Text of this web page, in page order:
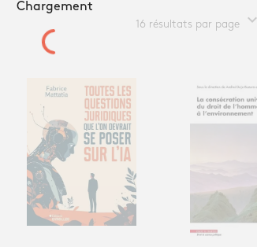
Chargement
16 résultats par page expand_more